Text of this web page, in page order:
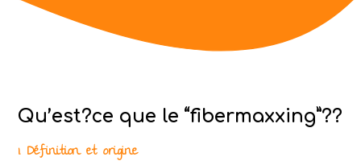
Qu’est?ce que le “fibermaxxing”??
1. Définition et origine